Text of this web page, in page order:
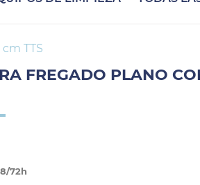
TTS
FREGADO PLANO
72h